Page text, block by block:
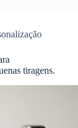
tiragens.